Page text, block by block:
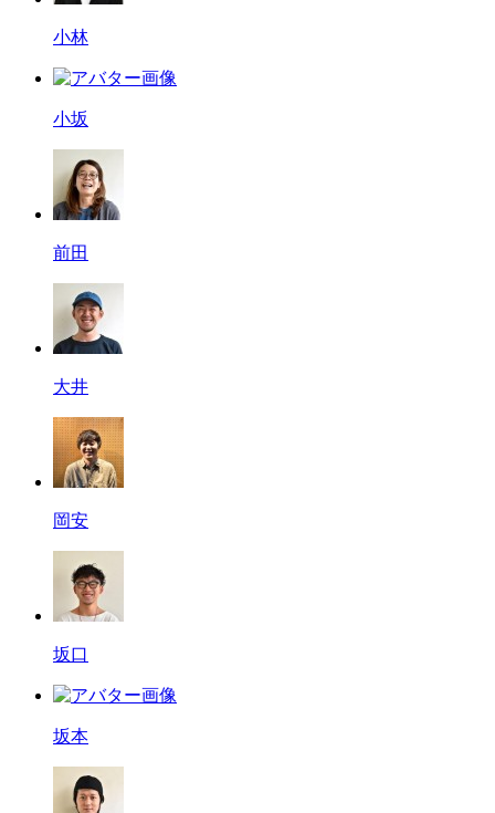
小林
小坂
前田
大井
岡安
坂口
坂本